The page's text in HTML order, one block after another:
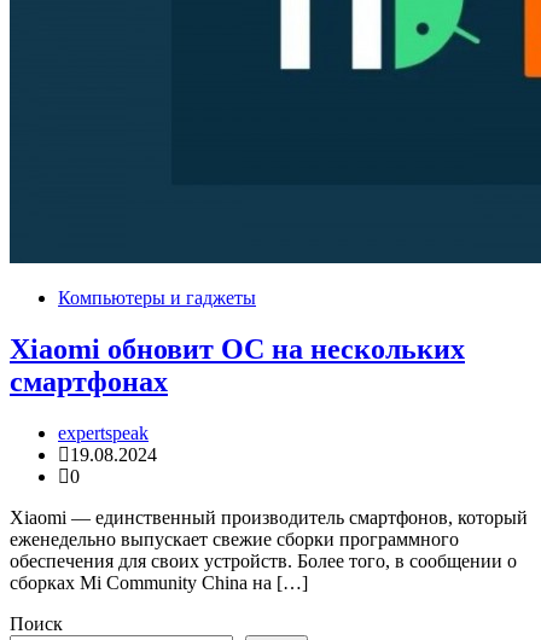
Компьютеры и гаджеты
Xiaomi обновит ОС на нескольких
смартфонах
expertspeak
19.08.2024
0
Xiaomi — единственный производитель смартфонов, который
еженедельно выпускает свежие сборки программного
обеспечения для своих устройств. Более того, в сообщении о
сборках Mi Community China на […]
Поиск